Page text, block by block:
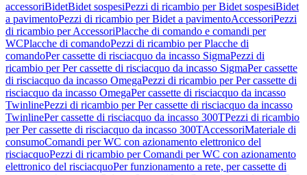
accessoriBidetBidet sospesiPezzi di ricambio per Bidet sospesiBidet
a pavimentoPezzi di ricambio per Bidet a pavimentoAccessoriPezzi
di ricambio per AccessoriPlacche di comando e comandi per
WCPlacche di comandoPezzi di ricambio per Placche di
comandoPer cassette di risciacquo da incasso SigmaPezzi di
ricambio per Per cassette di risciacquo da incasso SigmaPer cassette
di risciacquo da incasso OmegaPezzi di ricambio per Per cassette di
risciacquo da incasso OmegaPer cassette di risciacquo da incasso
TwinlinePezzi di ricambio per Per cassette di risciacquo da incasso
TwinlinePer cassette di risciacquo da incasso 300TPezzi di ricambio
per Per cassette di risciacquo da incasso 300TAccessoriMateriale di
consumoComandi per WC con azionamento elettronico del
risciacquoPezzi di ricambio per Comandi per WC con azionamento
elettronico del risciacquoPer funzionamento a rete, per cassette di